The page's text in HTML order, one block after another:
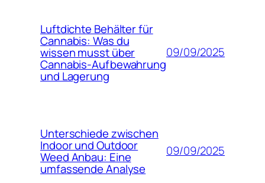
Luftdichte Behälter für
Cannabis: Was du
wissen musst über
Cannabis-Aufbewahrung
und Lagerung
09/09/2025
Unterschiede zwischen
Indoor und Outdoor
Weed Anbau: Eine
umfassende Analyse
09/09/2025